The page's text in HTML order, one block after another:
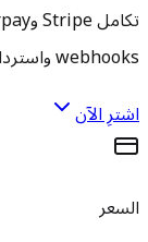
webhooks واستردادات صحيحة.
اشترِ الآن
السعر